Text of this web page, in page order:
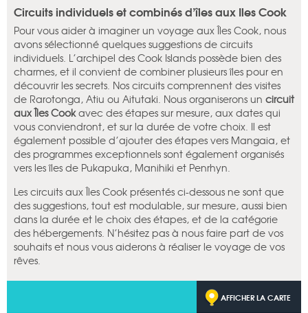
Circuits individuels et combinés d’îles aux Iles Cook
Pour vous aider à imaginer un voyage aux Îles Cook, nous
avons sélectionné quelques suggestions de circuits
individuels. L’archipel des Cook Islands possède bien des
charmes, et il convient de combiner plusieurs îles pour en
découvrir les secrets. Nos circuits comprennent des visites
de Rarotonga, Atiu ou Aitutaki. Nous organiserons un circuit
aux Îles Cookavec des étapes sur mesure, aux dates qui
vous conviendront, et sur la durée de votre choix. Il est
également possible d’ajouter des étapes vers Mangaia, et
des programmes exceptionnels sont également organisés
vers les îles de Pukapuka, Manihiki et Penrhyn.
Les circuits aux Îles Cook présentés ci-dessous ne sont que
des suggestions, tout est modulable, sur mesure, aussi bien
dans la durée et le choix des étapes, et de la catégorie
des hébergements. N’hésitez pas à nous faire part de vos
souhaits et nous vous aiderons à réaliser le voyage de vos
rêves.
AFFICHER LA CARTE